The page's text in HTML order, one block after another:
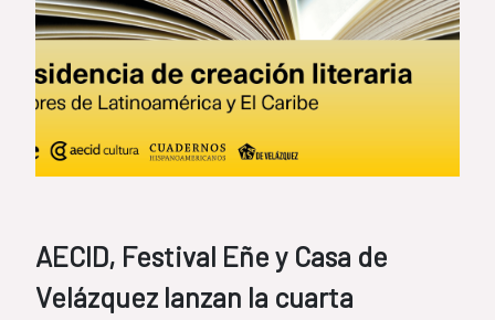
AECID, Festival Eñe y Casa de
Velázquez lanzan la cuarta